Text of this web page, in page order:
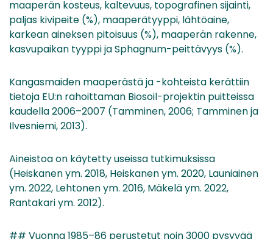
maaperän kosteus, kaltevuus, topografinen sijainti,
paljas kivipeite (%), maaperätyyppi, lähtöaine,
karkean aineksen pitoisuus (%), maaperän rakenne,
kasvupaikan tyyppi ja Sphagnum-peittävyys (%).
Kangasmaiden maaperästä ja -kohteista kerättiin
tietoja EU:n rahoittaman Biosoil-projektin puitteissa
kaudella 2006–2007 (Tamminen, 2006; Tamminen ja
Ilvesniemi, 2013).
Aineistoa on käytetty useissa tutkimuksissa
(Heiskanen ym. 2018, Heiskanen ym. 2020, Launiainen
ym. 2022, Lehtonen ym. 2016, Mäkelä ym. 2022,
Rantakari ym. 2012).
## Vuonna 1985–86 perustetut noin 3000 pysyvää